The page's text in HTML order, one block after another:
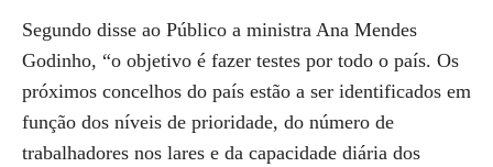
Segundo disse ao Público a ministra Ana Mendes
Godinho, “o objetivo é fazer testes por todo o país. Os
próximos concelhos do país estão a ser identificados em
função dos níveis de prioridade, do número de
trabalhadores nos lares e da capacidade diária dos